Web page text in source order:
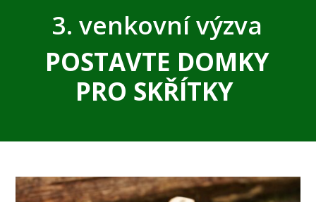
3. venkovní výzva
POSTAVTE DOMKY
PRO SKŘÍTKY